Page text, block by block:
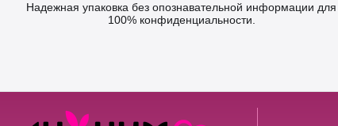
Надежная упаковка без опознавательной информации для
100% конфиденциальности.